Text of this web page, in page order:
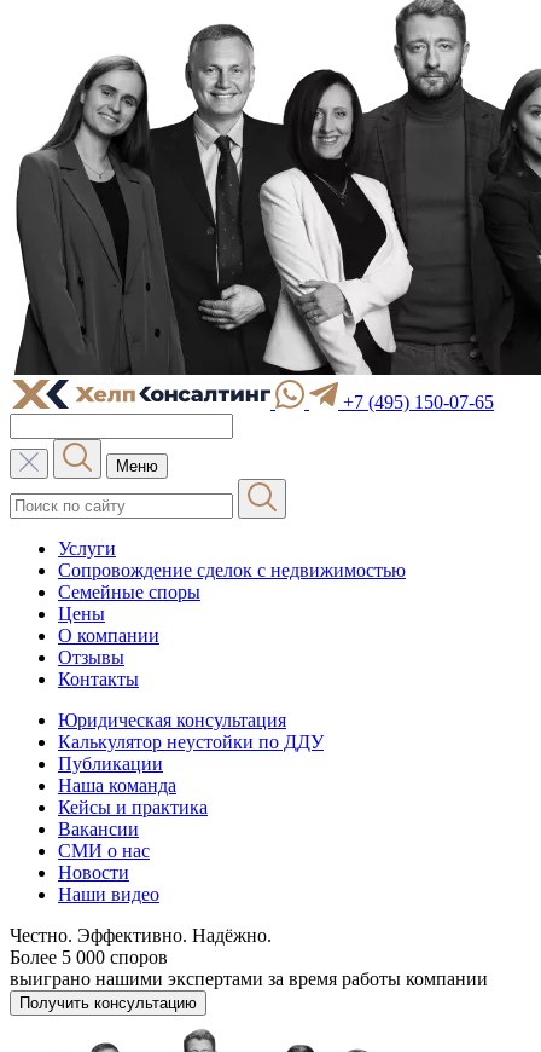
+7 (495) 150-07-65
Меню
Услуги
Сопровождение сделок с недвижимостью
Семейные споры
Цены
О компании
Отзывы
Контакты
Юридическая консультация
Калькулятор неустойки по ДДУ
Публикации
Наша команда
Кейсы и практика
Вакансии
СМИ о нас
Новости
Наши видео
Честно. Эффективно. Надёжно.
Более 5 000 споров
выиграно нашими экспертами за время работы компании
Получить консультацию